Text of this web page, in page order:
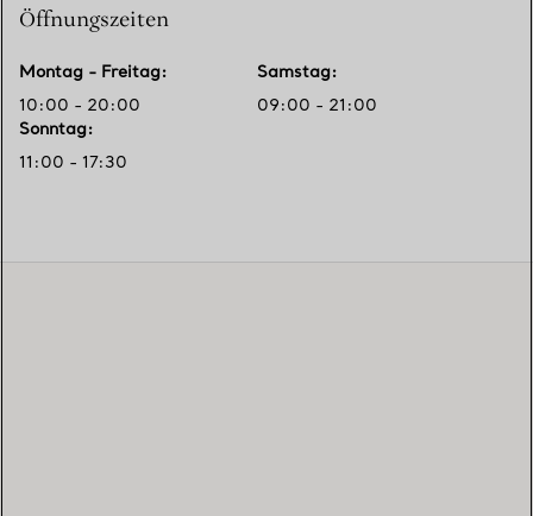
Öffnungszeiten
Montag - Freitag:
10:00 - 20:00
Samstag:
09:00 - 21:00
Sonntag:
11:00 - 17:30